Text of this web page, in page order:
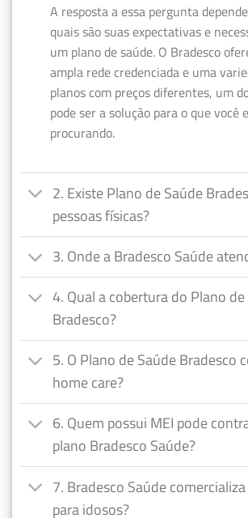
A resposta a essa pergunta
quais são suas expectativas e
um plano de saúde. O Bradesco
ampla rede credenciada e uma
planos com preços diferentes, um
pode ser a solução para o que você
procurando.
2. Existe Plano de Saúde
pessoas físicas?
3. Onde a Bradesco Saúde
4. Qual a cobertura do Plano
Bradesco?
5. O Plano de Saúde Bradesco
home care?
6. Quem possui MEI pode
plano Bradesco Saúde?
7. Bradesco Saúde
para idosos?